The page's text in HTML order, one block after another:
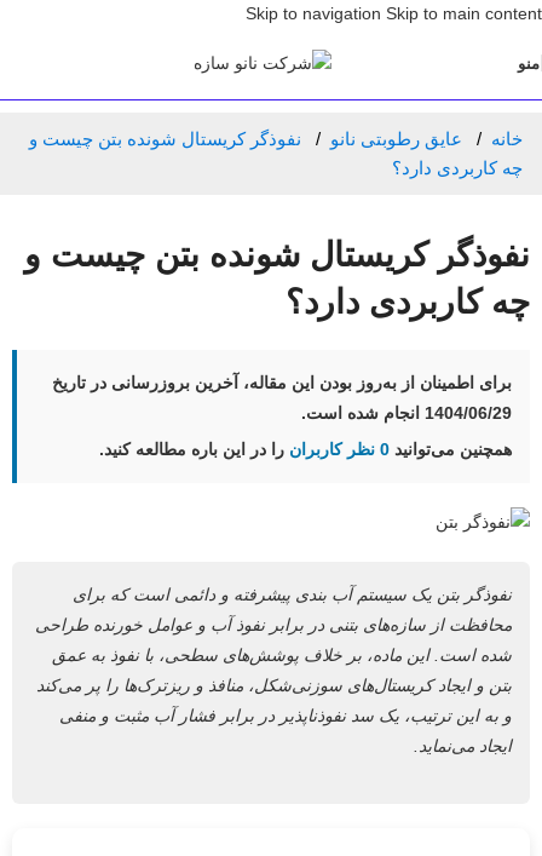
Skip to navigation Skip to main content
منو
خانه عایق رطوبتی نانو
نفوذگر کریستال شونده بتن چیست و
چه کاربردی دارد؟
نفوذگر کریستال شونده بتن چیست و
چه کاربردی دارد؟
برای اطمینان از به‌روز بودن این مقاله، آخرین بروزرسانی در تاریخ
1404/06/29 انجام شده است.
همچنین می‌توانید 0 نظر کاربران را در این باره مطالعه کنید.
نفوذگر بتن یک سیستم آب بندی پیشرفته و دائمی است که برای
محافظت از سازه‌های بتنی در برابر نفوذ آب و عوامل خورنده طراحی
شده است. این ماده، بر خلاف پوشش‌های سطحی، با نفوذ به عمق
بتن و ایجاد کریستال‌های سوزنی‌شکل، منافذ و ریزترک‌ها را پر می‌کند
و به این ترتیب، یک سد نفوذناپذیر در برابر فشار آب مثبت و منفی
ایجاد می‌نماید.